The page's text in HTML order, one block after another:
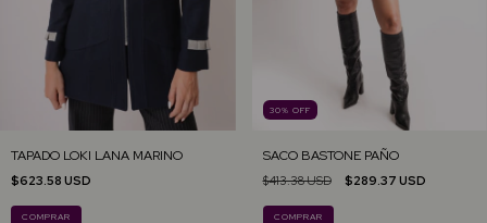
TAPADO LOKI LANA MARINO
$623.58 USD
COMPRAR
30% OFF
SACO BASTONE PAÑO
$413.38 USD $289.37 USD
COMPRAR